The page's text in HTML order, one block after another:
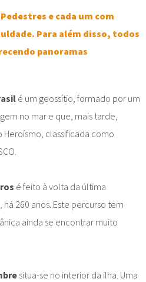
e cada um com
Para além disso, todos
panoramas
é um geossítio, formado por um
no mar e que, mais tarde,
Heroísmo, classificada como
é feito à volta da última
260 anos. Este percurso tem
ainda se encontrar muito
situa-se no interior da ilha. Uma